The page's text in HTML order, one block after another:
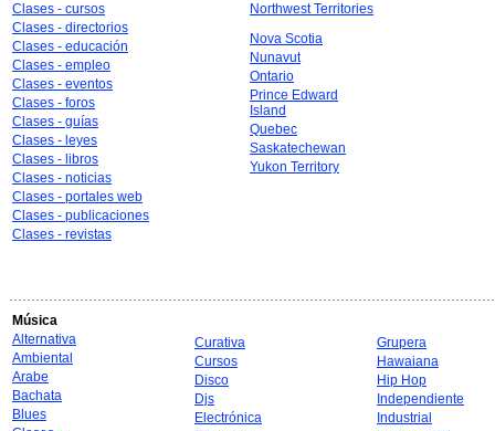
Clases - cursos
Clases - directorios
Clases - educación
Clases - empleo
Clases - eventos
Clases - foros
Clases - guías
Clases - leyes
Clases - libros
Clases - noticias
Clases - portales web
Clases - publicaciones
Clases - revistas
Northwest Territories
Nova Scotia
Nunavut
Ontario
Prince Edward
Island
Quebec
Saskatechewan
Yukon Territory
Música
Alternativa
Ambiental
Arabe
Bachata
Blues
Curativa
Cursos
Disco
Djs
Electrónica
Grupera
Hawaiana
Hip Hop
Independiente
Industrial